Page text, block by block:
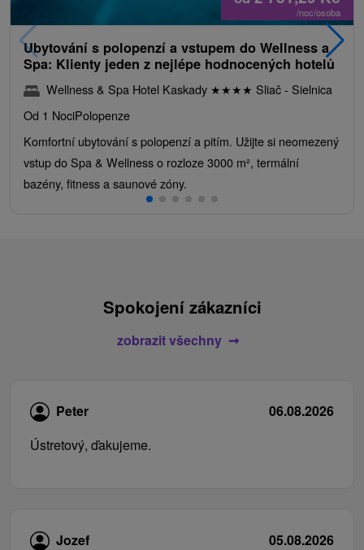
/noc/osoba
Ubytování s polopenzí a vstupem do Wellness a
Spa: Klienty jeden z nejlépe hodnocených hotelů
Wellness & Spa Hotel Kaskady ★★★★ Sliač - Sielnica
Od 1 NociPolopenze
Komfortní ubytování s polopenzí a pitím. Užijte si neomezený
vstup do Spa & Wellness o rozloze 3000 m², termální
bazény, fitness a saunové zóny.
Spokojení zákazníci
zobrazit všechny
Peter
06.08.2026
Ústretový, ďakujeme.
Jozef
05.08.2026